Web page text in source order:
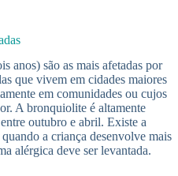
anos) são as mais afetadas por
que vivem em cidades maiores
em comunidades ou cujos
A bronquiolite é altamente
outubro e abril. Existe a
a criança desenvolve mais
alérgica deve ser levantada.